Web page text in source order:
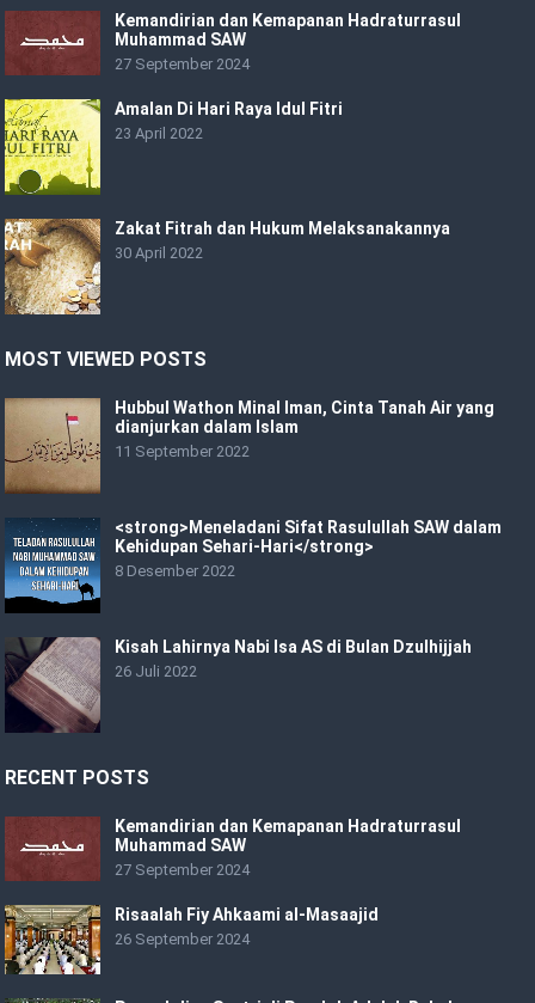
Kemandirian dan Kemapanan Hadraturrasul
Muhammad SAW
27 September 2024
Amalan Di Hari Raya Idul Fitri
23 April 2022
Zakat Fitrah dan Hukum Melaksanakannya
30 April 2022
MOST VIEWED POSTS
Hubbul Wathon Minal Iman, Cinta Tanah Air yang
dianjurkan dalam Islam
11 September 2022
<strong>Meneladani Sifat Rasulullah SAW dalam
Kehidupan Sehari-Hari</strong>
8 Desember 2022
Kisah Lahirnya Nabi Isa AS di Bulan Dzulhijjah
26 Juli 2022
RECENT POSTS
Kemandirian dan Kemapanan Hadraturrasul
Muhammad SAW
27 September 2024
Risaalah Fiy Ahkaami al-Masaajid
26 September 2024